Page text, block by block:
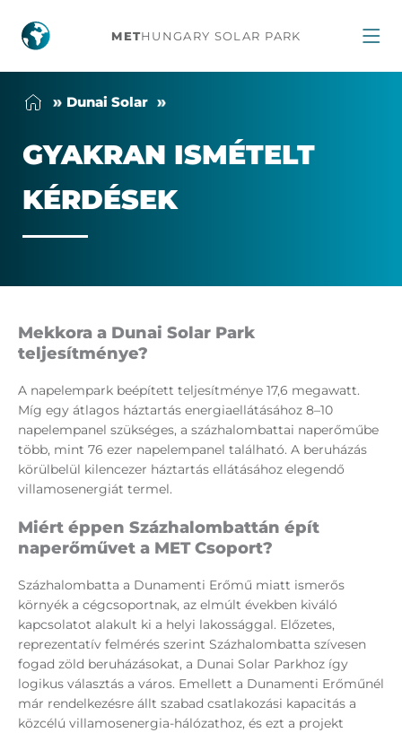
Gyakran
ismételt
kérdések
METHUNGARY SOLAR PARK
Du­nai So­lar
GYAK­RAN IS­MÉ­TELT
KÉR­DÉ­SEK
Mekkora a Dunai Solar Park
teljesítménye?
A napelempark beépített teljesítménye 17,6 megawatt.
Míg egy átlagos háztartás energiaellátásához 8–10
napelempanel szükséges, a százhalombattai naperőműbe
több, mint 76 ezer napelempanel található. A beruházás
körülbelül kilencezer háztartás ellátásához elegendő
villamosenergiát termel.
Miért éppen Százhalombattán épít
naperőművet a MET Csoport?
Százhalombatta a Dunamenti Erőmű miatt ismerős
környék a cégcsoportnak, az elmúlt években kiváló
kapcsolatot alakult ki a helyi lakossággal. Előzetes,
reprezentatív felmérés szerint Százhalombatta szívesen
fogad zöld beruházásokat, a Dunai Solar Parkhoz így
logikus választás a város. Emellett a Dunamenti Erőműnél
már rendelkezésre állt szabad csatlakozási kapacitás a
közcélú villamosenergia-hálózathoz, és ezt a projekt